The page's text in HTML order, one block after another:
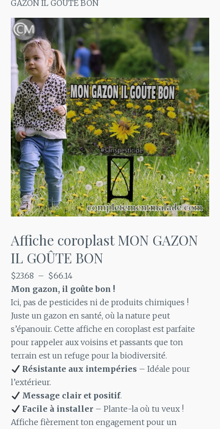
GAZON IL GOÛTE BON
Affiche coroplast MON GAZON
IL GOÛTE BON
$23.68 – $66.14Plage
de
prix :
$23.68
à
$66.14
Mon gazon, il goûte bon !
Ici, pas de pesticides ni de produits chimiques !
Juste un gazon en santé, où la nature peut
s’épanouir. Cette affiche en coroplast est parfaite
pour rappeler aux voisins et passants que ton
terrain est un refuge pour la biodiversité.
Résistante aux intempéries – Idéale pour
l’extérieur.
Message clair et positif.
Facile à installer– Plante-la où tu veux !
Affiche fièrement ton engagement pour un